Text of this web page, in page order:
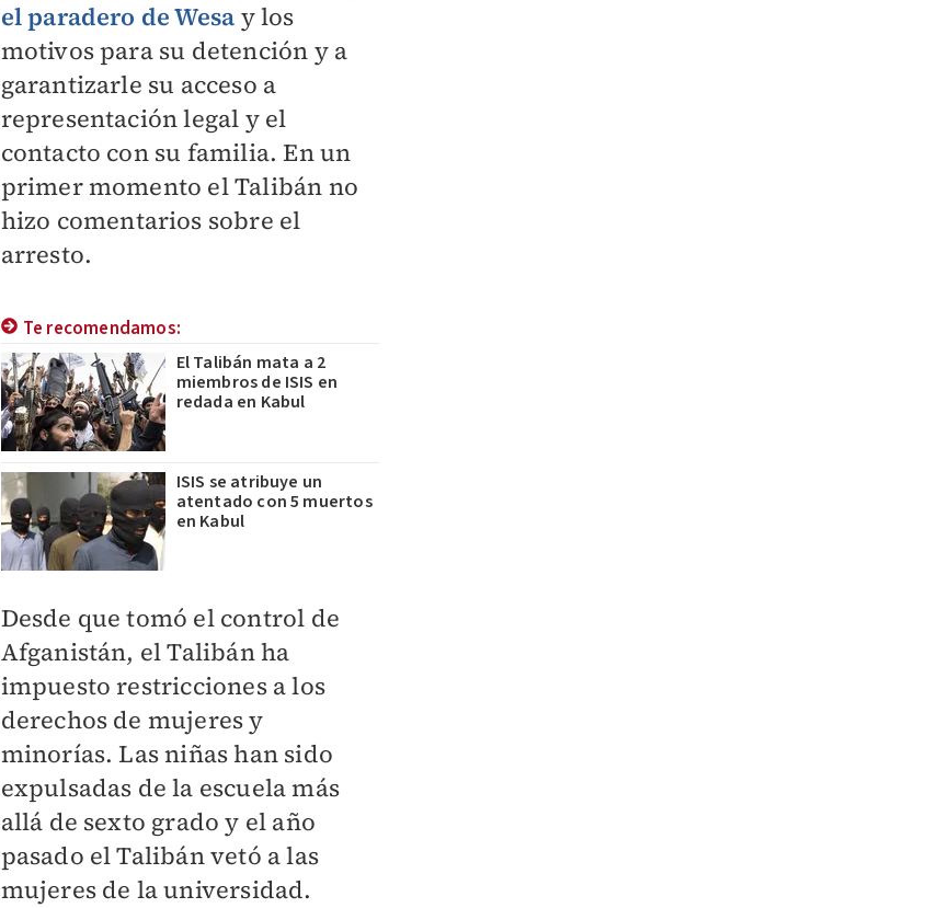
el paradero de Wesa y los
motivos para su detención y a
garantizarle su acceso a
representación legal y el
contacto con su familia. En un
primer momento el Talibán no
hizo comentarios sobre el
arresto.
Te recomendamos:
El Talibán mata a 2
miembros de ISIS en
redada en Kabul
ISIS se atribuye un
atentado con 5 muertos
en Kabul
Desde que tomó el control de
Afganistán, el Talibán ha
impuesto restricciones a los
derechos de mujeres y
minorías. Las niñas han sido
expulsadas de la escuela más
allá de sexto grado y el año
pasado el Talibán vetó a las
mujeres de la universidad.